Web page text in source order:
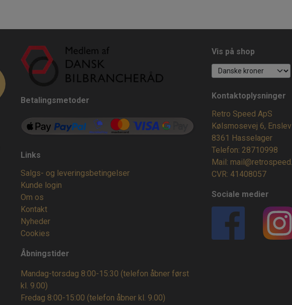
Betalingsmetoder
Links
Salgs- og leveringsbetingelser
Kunde login
Om os
Kontakt
Nyheder
Cookies
Åbningstider
Mandag-torsdag 8:00-15:30 (telefon åbner først
kl. 9.00)
Fredag 8:00-15:00 (telefon åbner kl. 9.00)
Vis på shop
Kontaktoplysninger
Retro Speed ApS
Kølsmosevej 6, Enslev
8361 Hasselager
Telefon: 28710998
Mail:
CVR: 41408057
Sociale medier